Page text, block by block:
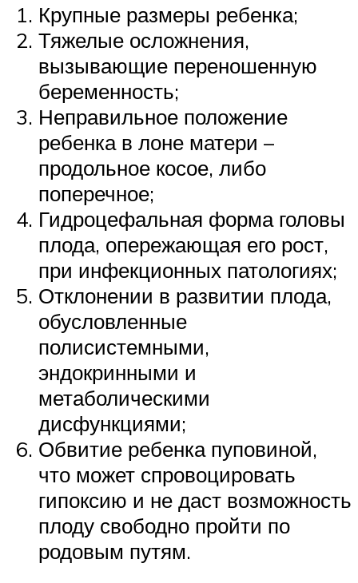
Крупные размеры ребенка;
Тяжелые осложнения,
вызывающие переношенную
беременность;
Неправильное положение
ребенка в лоне матери –
продольное косое, либо
поперечное;
Гидроцефальная форма головы
плода, опережающая его рост,
при инфекционных патологиях;
Отклонении в развитии плода,
обусловленные
полисистемными,
эндокринными и
метаболическими
дисфункциями;
Обвитие ребенка пуповиной,
что может спровоцировать
гипоксию и не даст возможность
плоду свободно пройти по
родовым путям.